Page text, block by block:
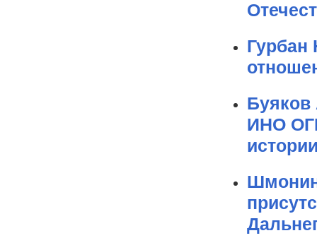
Гурбан
ИНО